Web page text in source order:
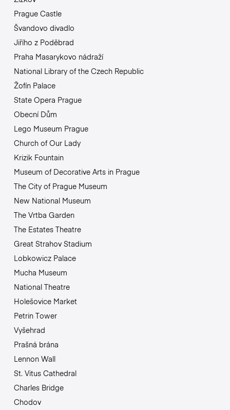
Prague Castle
Švandovo divadlo
Jiřího z Poděbrad
Praha Masarykovo nádraží
National Library of the Czech Republic
Žofín Palace
State Opera Prague
Obecní Dům
Lego Museum Prague
Church of Our Lady
Krizik Fountain
Museum of Decorative Arts in Prague
The City of Prague Museum
New National Museum
The Vrtba Garden
The Estates Theatre
Great Strahov Stadium
Lobkowicz Palace
Mucha Museum
National Theatre
Holešovice Market
Petrin Tower
Vyšehrad
Prašná brána
Lennon Wall
St. Vitus Cathedral
Charles Bridge
Chodov